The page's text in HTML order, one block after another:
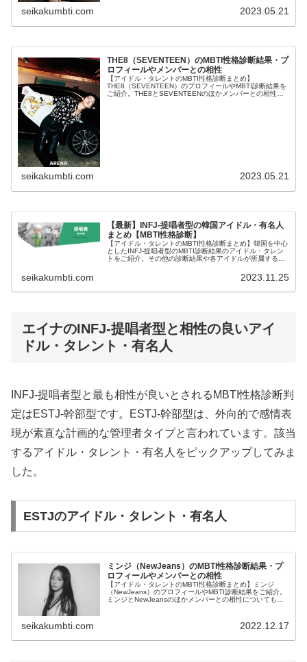
seikakumbti.com 2023.05.21
THE8（SEVENTEEN）のMBTI性格診断結果・プ
ロフィールやメンバーとの相性
【アイドル・タレントのMBTI性格診断まとめ】
THE8（SEVENTEEN）のプロフィールやMBTI診断結果を
ご紹介。THE8とSEVENTEENのほかメンバーとの相性に
seikakumbti.com 2023.05.21
【最新】INFJ-提唱者型の韓国アイドル・有名人
まとめ【MBTI性格診断】
【アイドル・タレントのMBTI性格診断まとめ】韓国を中心
としたINFJ-提唱者型のMBTI診断結果のアイドル・タレン
トをご紹介。その他の診断結果や各アイドルが所属するグ
seikakumbti.com 2023.11.25
エイナのINFJ-提唱者型と相性の良いアイ
ドル・タレント・有名人
INFJ-提唱者型と最も相性が良いとされるMBTI性格診断判
定はESTJ-幹部型です。ESTJ-幹部型は、外向的で感情表
現が素直な計画的な管理者タイプと言われています。該当
するアイドル・タレント・有名人をピックアップしてみま
した。
ESTJのアイドル・タレント・有名人
ミンジ（NewJeans）のMBTI性格診断結果・プ
ロフィールやメンバーとの相性
【アイドル・タレントのMBTI性格診断まとめ】ミンジ
（NewJeans）のプロフィールやMBTI診断結果をご紹介。
ミンジとNewJeansのほかメンバーとの相性についても紹
seikakumbti.com 2022.12.17